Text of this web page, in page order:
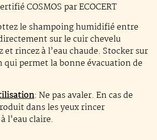
COSMOS par ECOCERT
le shampoing humidifié entre
sur le cuir chevelu
et rincez à l’eau chaude. Stocker sur
permet la bonne évacuation de
: Ne pas avaler. En cas de
dans les yeux rincer
l’eau claire.